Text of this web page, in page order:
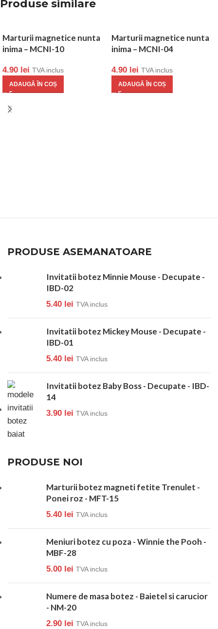
Produse similare
Marturii magnetice nunta
inima – MCNI-10
4.90 lei TVA inclus
ADAUGĂ ÎN COȘ
Marturii magnetice nunta
inima – MCNI-04
4.90 lei TVA inclus
ADAUGĂ ÎN COȘ
PRODUSE ASEMANATOARE
Invitatii botez Minnie Mouse - Decupate -
IBD-02
5.40 lei TVA inclus
Invitatii botez Mickey Mouse - Decupate -
IBD-01
5.40 lei TVA inclus
Invitatii botez Baby Boss - Decupate - IBD-
14
3.90 lei TVA inclus
PRODUSE NOI
Marturii botez magneti fetite Trenulet -
Ponei roz - MFT-15
5.40 lei TVA inclus
Meniuri botez cu poza - Winnie the Pooh -
MBF-28
5.00 lei TVA inclus
Numere de masa botez - Baietel si carucior
- NM-20
2.90 lei TVA inclus